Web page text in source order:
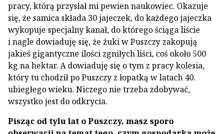
pracy, którą przysłał mi pewien naukowiec. Okazuje
się, że samica składa 30 jajeczek, do każdego jajeczka
wykopuje specjalny kanał, do którego ściąga liście
i nagle dowiaduję się, że żuki w Puszczy zakopują
jakieś gigantyczne ilości zgniłych liści, coś około 500
kg na hektar. A dowiaduję się o tym z pracy kolesia,
który tu chodził po Puszczy z łopatką w latach 40.
ubiegłego wieku. Niczego nie trzeba zdobywać,
wszystko jest do odkrycia.
Pisząc od tylu lat o Puszczy, masz sporo